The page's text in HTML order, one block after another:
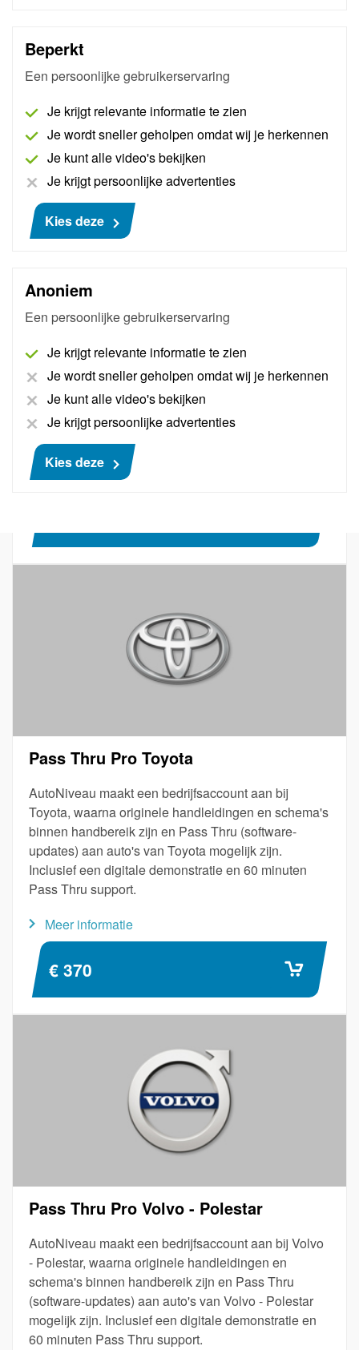
Beperkt
Een persoonlijke gebruikerservaring
Je krijgt relevante informatie te zien
Je wordt sneller geholpen omdat wij je herkennen
Je kunt alle video's bekijken
Je krijgt persoonlijke advertenties
Kies deze
Anoniem
Een persoonlijke gebruikerservaring
Je krijgt relevante informatie te zien
Je wordt sneller geholpen omdat wij je herkennen
Je kunt alle video's bekijken
Je krijgt persoonlijke advertenties
Kies deze
€ 484
Pass Thru Pro Renault
Renault, waarna originele handleidingen en
schema's binnen handbereik zijn en Pass Thru
(software-updates) aan auto's van Renault mogelijk
zijn. Inclusief een digitale demonstratie en 60
Meer informatie
Pass Thru Pro Toyota
AutoNiveau maakt een bedrijfsaccount aan bij
Toyota, waarna originele handleidingen en schema's
binnen handbereik zijn en Pass Thru (software-
updates) aan auto's van Toyota mogelijk zijn.
Inclusief een digitale demonstratie en 60 minuten
Pass Thru support.
Meer informatie
€ 370
Pass Thru Pro Volvo - Polestar
AutoNiveau maakt een bedrijfsaccount aan bij Volvo
- Polestar, waarna originele handleidingen en
schema's binnen handbereik zijn en Pass Thru
(software-updates) aan auto's van Volvo - Polestar
mogelijk zijn. Inclusief een digitale demonstratie en
60 minuten Pass Thru support.